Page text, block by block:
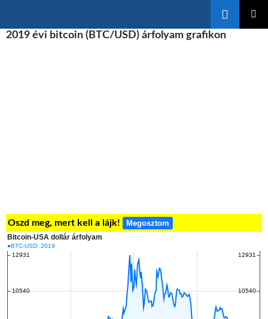
A
2019 évi bitcoin (BTC/USD) árfolyam grafikon
Oszd meg, mert kell a lájk! Megosztom